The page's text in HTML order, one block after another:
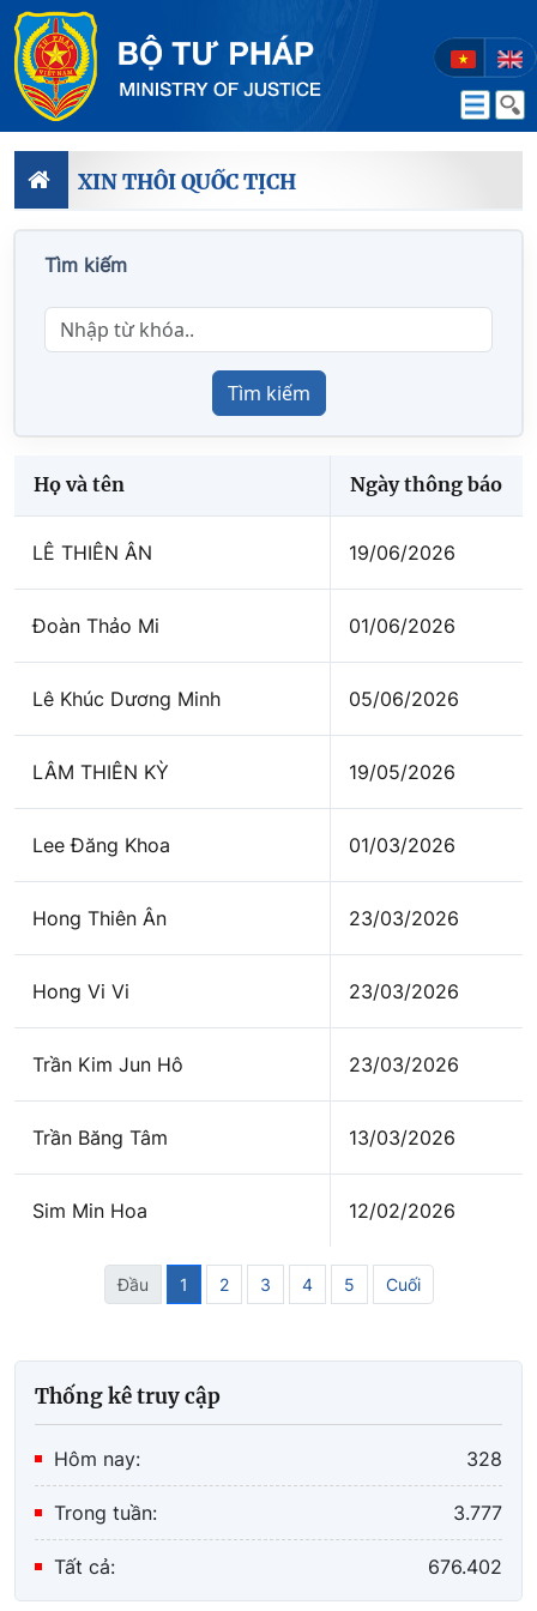
XIN THÔI QUỐC TỊCH
Tìm kiếm
Tìm kiếm
Họ và tên Ngày thông báo
LÊ THIÊN ÂN 19/06/2026
Đoàn Thảo Mi 01/06/2026
Lê Khúc Dương Minh 05/06/2026
LÂM THIÊN KỲ 19/05/2026
Lee Đăng Khoa 01/03/2026
Hong Thiên Ân 23/03/2026
Hong Vi Vi 23/03/2026
Trần Kim Jun Hô 23/03/2026
Trần Băng Tâm 13/03/2026
Sim Min Hoa 12/02/2026
Đầu 1 2 3 4 5 Cuối
Thống kê truy cập
Hôm nay: 328
Trong tuần: 3.777
Tất cả: 676.402